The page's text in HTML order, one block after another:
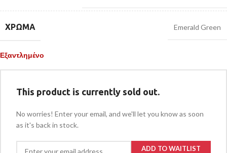
ΧΡΏΜΑ Emerald Green
Εξαντλημένο
This product is currently sold out.
No worries! Enter your email, and we'll let you know as soon
as it's back in stock.
ADD TO WAITLIST